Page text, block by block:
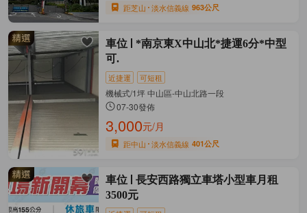
距芝山 淡水信義線 963公尺
車位
*南京東X中山北*捷運6分*中型
可.
近捷運 可短租
機械式/1坪 中山區-中山北路一段
07-30發佈
3,000元/月
距中山 淡水信義線 401公尺
車位
長安西路獨立車塔小型車月租
3500元